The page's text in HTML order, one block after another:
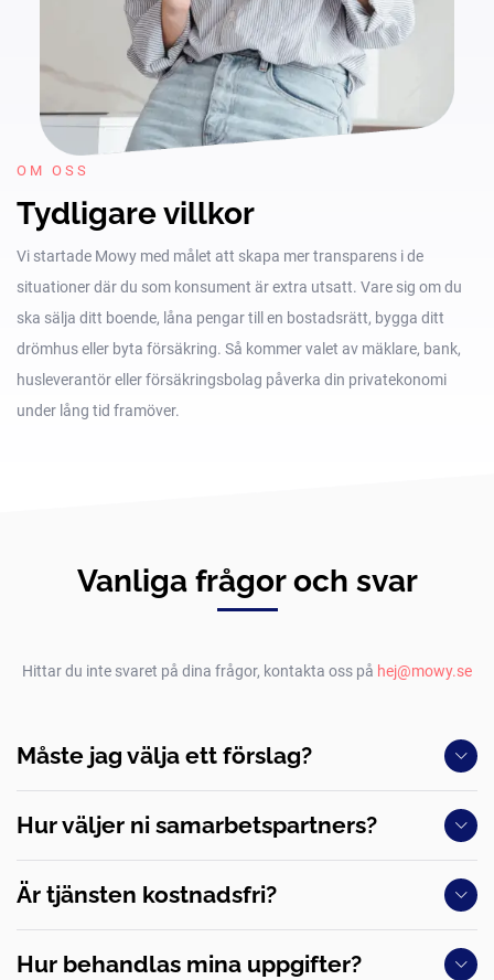
OM OSS
Tydligare villkor
Vi startade Mowy med målet att skapa mer transparens i de
situationer där du som konsument är extra utsatt. Vare sig om du
ska sälja ditt boende, låna pengar till en bostadsrätt, bygga ditt
drömhus eller byta försäkring. Så kommer valet av mäklare, bank,
husleverantör eller försäkringsbolag påverka din privatekonomi
under lång tid framöver.
Vanliga frågor och svar
Hittar du inte svaret på dina frågor, kontakta oss på hej@mowy.se
Måste jag välja ett förslag?
Hur väljer ni samarbetspartners?
Är tjänsten kostnadsfri?
Hur behandlas mina uppgifter?